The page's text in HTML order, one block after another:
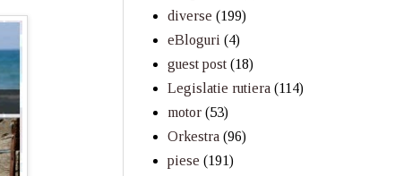
diverse (199)
eBloguri (4)
guest post (18)
Legislatie rutiera (114)
motor (53)
Orkestra (96)
piese (191)